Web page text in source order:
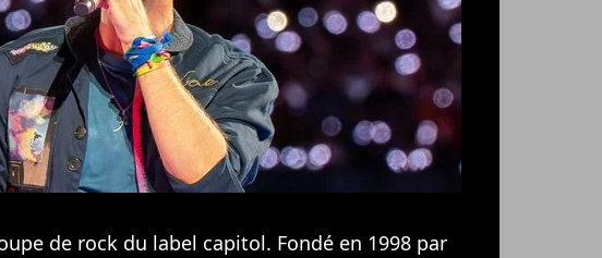
de rock du label capitol. Fondé en 1998 par